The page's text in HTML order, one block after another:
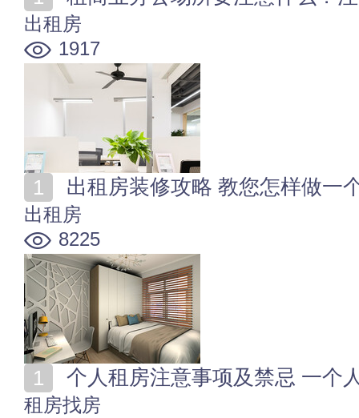
出租房
1917
出租房装修攻略 教您怎样做一
出租房
8225
个人租房注意事项及禁忌 一个
租房找房